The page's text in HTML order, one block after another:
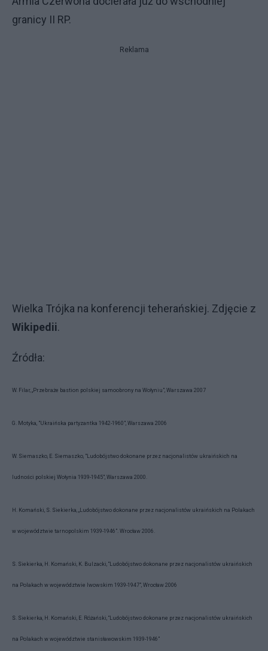
granicy II RP.
Reklama
Wielka Trójka na konferencji teherańskiej. Zdjęcie z
Wikipedii.
Źródła:
W. Filar, „Przebraże bastion polskiej samoobrony na Wołyniu", Warszawa 2007
G. Motyka, "Ukraińska partyzantka 1942-1960", Warszawa 2006
W. Siemaszko, E. Siemaszko, "Ludobójstwo dokonane przez nacjonalistów ukraińskich na
ludności polskiej Wołynia 1939-1945", Warszawa 2000.
H. Komański, S. Siekierka, „Ludobójstwo dokonane przez nacjonalistów ukraińskich na Polakach
w województwie tarnopolskim 1939-1946”. Wrocław 2006.
S. Siekierka, H. Komański, K. Bulzacki, “Ludobójstwo dokonane przez nacjonalistów ukraińskich
na Polakach w województwie lwowskim 1939-1947”, Wrocław 2006
S. Siekierka, H. Komański, E. Różański, “Ludobójstwo dokonane przez nacjonalistów ukraińskich
na Polakach w województwie stanisławowskim 1939-1946”